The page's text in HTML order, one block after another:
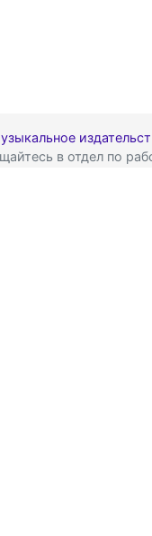
в отдел по